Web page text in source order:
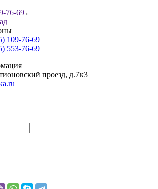
76-69
109-76-69
553-76-69
проезд, д.7к3